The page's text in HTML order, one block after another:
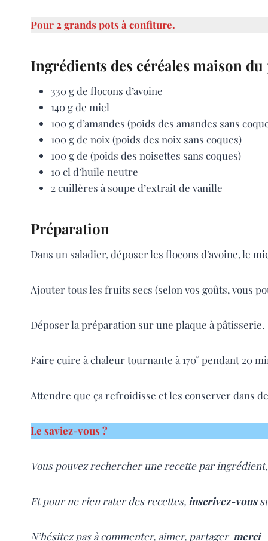
Pour 2 grands pots à confiture.
Ingrédients des céréales maison
330 g de flocons d’avoine
140 g de miel
100 g d’amandes (poids des amandes sans
100 g de noix (poids des noix sans coques)
100 g de (poids des noisettes sans coques)
10 cl d’huile neutre
2 cuillères à soupe d’extrait de vanille
Préparation
Dans un saladier, déposer les flocons d’avoine, le
Ajouter tous les fruits secs (selon vos goûts, vous
Déposer la préparation sur une plaque à pâtisserie.
Faire cuire à chaleur tournante à 170° pendant 20
Attendre que ça refroidisse et les conserver dans
Le saviez-vous ?
Vous pouvez rechercher une recette par
Et pour ne rien rater des recettes, inscrivez-vous
N’hésitez pas à commenter, aimer, partager merci